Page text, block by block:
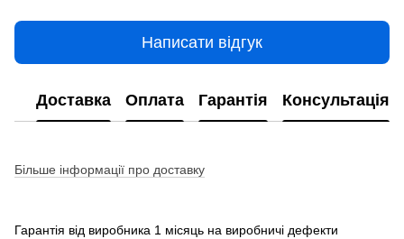
Написати відгук
Доставка Оплата Гарантія Консультація
Більше інформації про доставку
Гарантія від виробника 1 місяць на виробничі дефекти